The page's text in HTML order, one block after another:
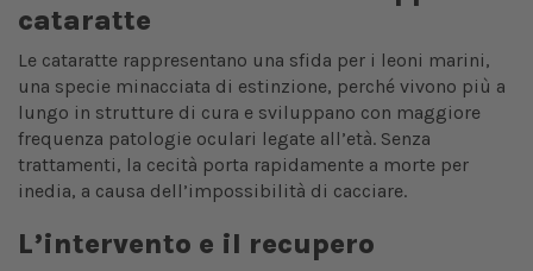
cataratte
Le cataratte rappresentano una sfida per i leoni marini,
una specie minacciata di estinzione, perché vivono più a
lungo in strutture di cura e sviluppano con maggiore
frequenza patologie oculari legate all’età. Senza
trattamenti, la cecità porta rapidamente a morte per
inedia, a causa dell’impossibilità di cacciare.
L’intervento e il recupero